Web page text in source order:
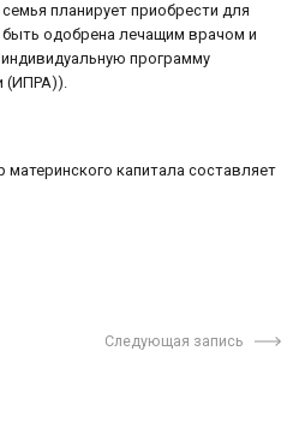
планирует приобрести для
одобрена лечащим врачом и
программу
(ИПРА)).
материнского капитала составляет
Следующая запись